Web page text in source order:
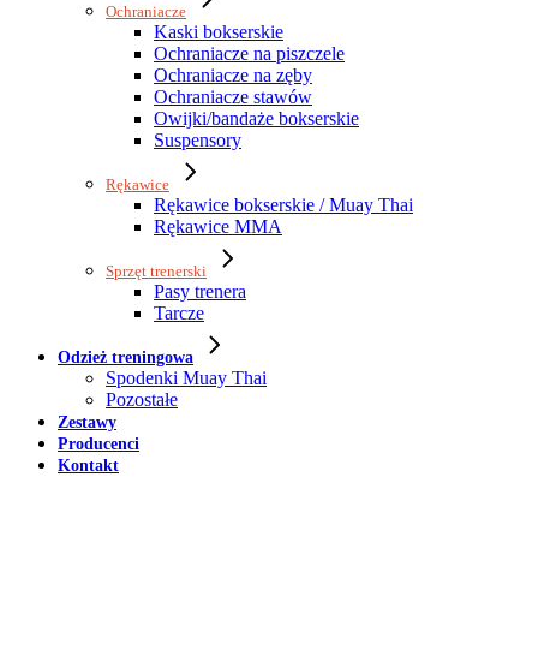
Ochraniacze
Kaski bokserskie
Ochraniacze na piszczele
Ochraniacze na zęby
Ochraniacze stawów
Owijki/bandaże bokserskie
Suspensory
Rękawice
Rękawice bokserskie / Muay Thai
Rękawice MMA
Sprzęt trenerski
Pasy trenera
Tarcze
Odzież treningowa
Spodenki Muay Thai
Pozostałe
Zestawy
Producenci
Kontakt